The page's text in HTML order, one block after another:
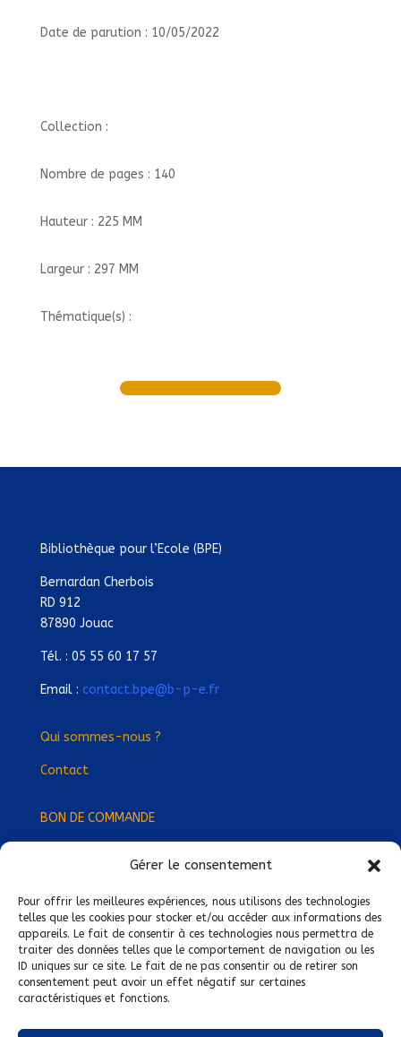
Gérer le consentement
Pour offrir les meilleures expériences, nous utilisons des technologies
telles que les cookies pour stocker et/ou accéder aux informations des
appareils. Le fait de consentir à ces technologies nous permettra de
traiter des données telles que le comportement de navigation ou les
ID uniques sur ce site. Le fait de ne pas consentir ou de retirer son
consentement peut avoir un effet négatif sur certaines
caractéristiques et fonctions.
Date de parution : 10/05/2022
Collection :
Nombre de pages : 140
Hauteur : 225 MM
Largeur : 297 MM
Thématique(s) :
Bibliothèque pour l’Ecole (BPE)
Bernardan Cherbois
RD 912
87890 Jouac
Tél. : 05 55 60 17 57
Email : contact.bpe@b-p-e.fr
Qui sommes-nous ?
Contact
BON DE COMMANDE
Devenez Délégué·e Régional·e !
Trouvez-nous près de chez vous !
Mentions légales
Conditions générales de vente
Politique de confidentialité